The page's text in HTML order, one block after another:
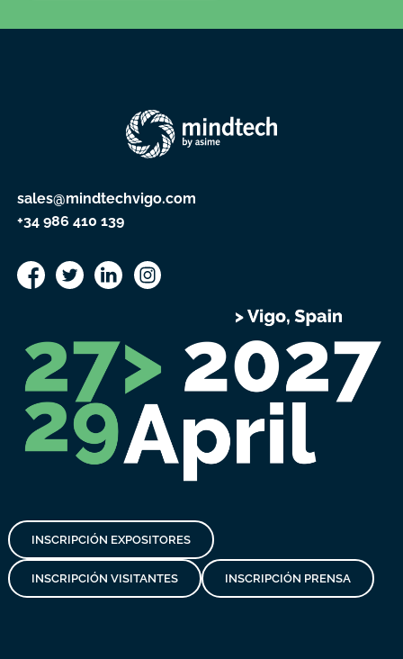
sales@mindtechvigo.com
+34 986 410 139
INSCRIPCIÓN EXPOSITORES
INSCRIPCIÓN VISITANTES INSCRIPCIÓN PRENSA